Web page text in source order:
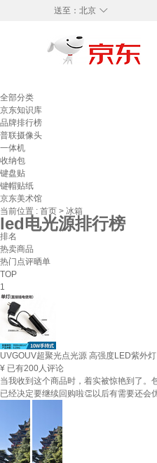
◇
送至： 北京
全部分类
京东知识库
品牌排行榜
普联摄像头
一体机
收纳包
键盘贴
键帽贴纸
京东美术馆
当前位置 : 首页 > 冰箱
led电光源排行榜
排名
热卖商品
热门点评晒单
TOP
1
UVGOUV超聚光点光源 高强度LED紫外
¥ 已有200人评论
当我收到这个商品时，着实被惊艳到了
已经决定要继续回购啦👏以后有需要还会